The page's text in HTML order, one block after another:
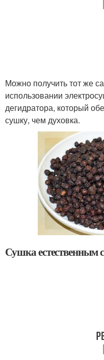
Можно получить тот же
использовании
дегидратора, который
сушку, чем духовка.
Сушка естественным